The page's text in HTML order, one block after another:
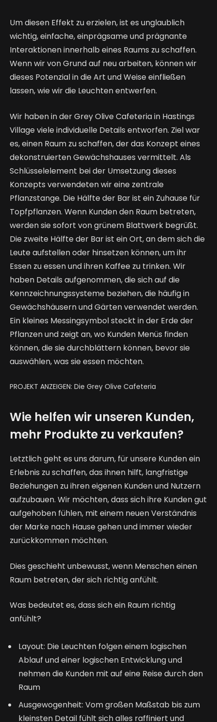
Um diesen Effekt zu erzielen, ist es unglaublich
wichtig, einfache, einprägsame und prägnante
Interaktionen innerhalb eines Raums zu schaffen.
Wenn wir von Grund auf neu arbeiten, können wir
dieses Potenzial in die Art und Weise einfließen
lassen, wie wir die Leuchten entwerfen.
Wir haben in der Grey Olive Cafeteria in Hastings
Village viele individuelle Details entworfen. Ziel war
es, einen Raum zu schaffen, der das Konzept eines
dekonstruierten Gewächshauses vermittelt. Als
Schlüsselelement bei der Umsetzung dieses
Konzepts verwendeten wir eine zentrale
Pflanzstange. Die Hälfte der Bar ist ein Zuhause für
Topfpflanzen. Wenn Kunden den Raum betreten,
werden sie sofort von grünem Blattwerk begrüßt.
Die zweite Hälfte der Bar ist ein Ort, an dem sich die
Leute aufstellen oder hinsetzen können, um ihr
Essen zu essen und ihren Kaffee zu trinken. Wir
haben Details aufgenommen, die sich auf die
Kennzeichnungssysteme beziehen, die häufig in
Gewächshäusern und Gärten verwendet werden.
Ein kleines Messingsymbol steckt in der Erde der
Pflanzen und zeigt an, wo Kunden Menüs finden
können, die sie durchblättern können, bevor sie
auswählen, was sie essen möchten.
PROJEKT ANZEIGEN: Die Grey Olive Cafeteria
Wie helfen wir unseren Kunden,
mehr Produkte zu verkaufen?
Letztlich geht es uns darum, für unsere Kunden ein
Erlebnis zu schaffen, das ihnen hilft, langfristige
Beziehungen zu ihren eigenen Kunden und Nutzern
aufzubauen. Wir möchten, dass sich ihre Kunden gut
aufgehoben fühlen, mit einem neuen Verständnis
der Marke nach Hause gehen und immer wieder
zurückkommen möchten.
Dies geschieht unbewusst, wenn Menschen einen
Raum betreten, der sich richtig anfühlt.
Was bedeutet es, dass sich ein Raum richtig
anfühlt?
Layout: Die Leuchten folgen einem logischen
Ablauf und einer logischen Entwicklung und
nehmen die Kunden mit auf eine Reise durch den
Raum
Ausgewogenheit: Vom großen Maßstab bis zum
kleinsten Detail fühlt sich alles raffiniert und